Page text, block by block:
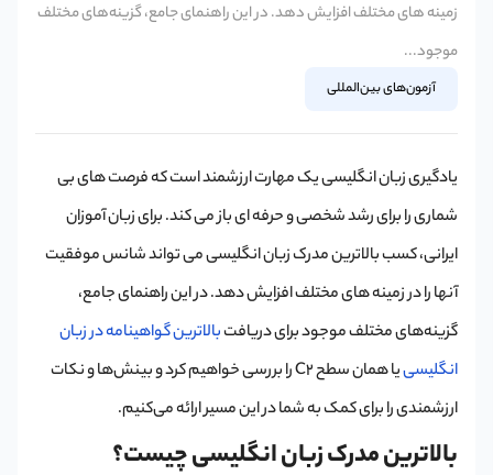
زمینه های مختلف افزایش دهد. در این راهنمای جامع، گزینه‌های مختلف
موجود...
آزمون‌های بین‌المللی
یادگیری زبان انگلیسی یک مهارت ارزشمند است که فرصت های بی
شماری را برای رشد شخصی و حرفه ای باز می کند. برای زبان آموزان
ایرانی، کسب بالاترین مدرک زبان انگلیسی می تواند شانس موفقیت
آنها را در زمینه های مختلف افزایش دهد. در این راهنمای جامع،
گزینه‌های مختلف موجود برای دریافتبالاترین گواهینامه در زبان
انگلیسی
یا همان سطح C2 را بررسی خواهیم کرد و بینش‌ها و نکات
ارزشمندی را برای کمک به شما در این مسیر ارائه می‌کنیم.
بالاترین مدرک زبان انگلیسی چیست؟